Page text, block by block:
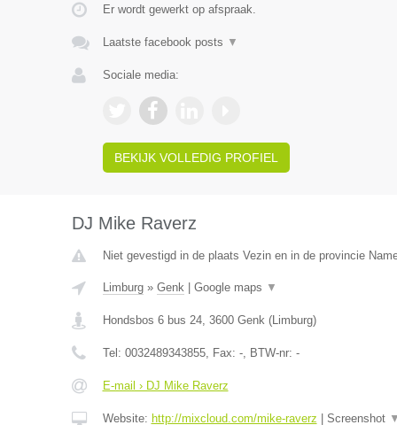
Er wordt gewerkt op afspraak.
Laatste facebook posts ▼
Sociale media:
BEKIJK VOLLEDIG PROFIEL
DJ Mike Raverz
Niet gevestigd in de plaats Vezin en in de provincie
Limburg» Genk| Google maps ▼
Hondsbos 6 bus 24, 3600 Genk(Limburg)
Tel: 0032489343855, Fax: -, BTW-nr: -
E-mail › DJ Mike Raverz
Website: http://mixcloud.com/mike-raverz Screenshot ▼